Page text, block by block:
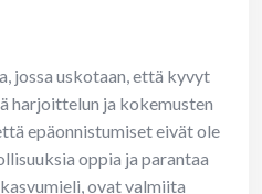
jossa uskotaan, että kyvyt
harjoittelun ja kokemusten
epäonnistumiset eivät ole
oppia ja parantaa
ovat valmiita